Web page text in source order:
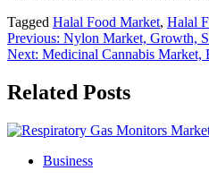
Tagged Halal Food Market, Halal
Post
navigation
Previous: Nylon Market, Growth,
Next: Medicinal Cannabis Market,
Related Posts
Business